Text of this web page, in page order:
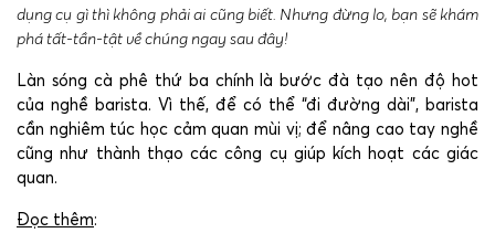
dụng cụ gì thì không phải ai cũng biết. Nhưng đừng lo, bạn sẽ khám
phá tất-tần-tật về chúng ngay sau đây!
Làn sóng cà phê thứ ba chính là bước đà tạo nên độ hot
của nghề barista. Vì thế, để có thể “đi đường dài”, barista
cần nghiêm túc học cảm quan mùi vị; để nâng cao tay nghề
cũng như thành thạo các công cụ giúp kích hoạt các giác
quan.
Đọc thêm: